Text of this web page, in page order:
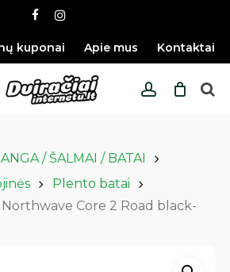
facebookinstagram
kuponai Apie mus Kontaktai
account
/ ŠALMAI / BATAI
Plento batai
Core 2 Road black-